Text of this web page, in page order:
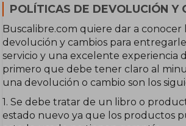
POLÍTICAS DE DEVOLUCIÓN Y
Buscalibre.com quiere dar a conocer
devolución y cambios para
servicio y una excelente experiencia
primero que debe tener claro al
una devolución o cambio son los
1. Se debe tratar de un libro o
estado nuevo ya que los productos